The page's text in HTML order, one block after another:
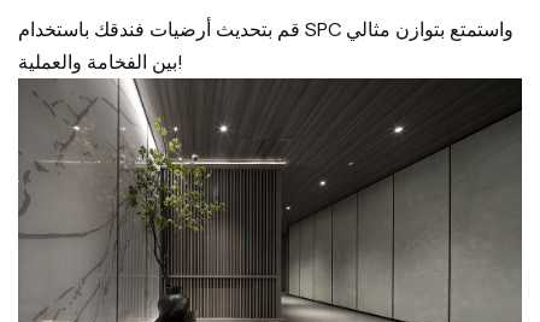
قم بتحديث أرضيات فندقك باستخدام SPC واستمتع بتوازن مثالي
بين الفخامة والعملية!